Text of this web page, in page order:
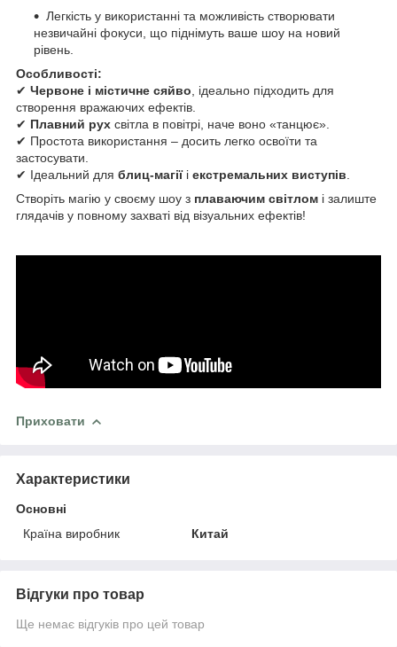
Легкість у використанні та можливість створювати
незвичайні фокуси, що піднімуть ваше шоу на новий
рівень.
Особливості:
✔ Червоне і містичне сяйво , ідеально підходить для
створення вражаючих ефектів.
✔ Плавний рух світла в повітрі, наче воно «танцює».
✔ Простота використання – досить легко освоїти та
застосувати.
✔ Ідеальний для блиц-магіїі екстремальних виступів
Створіть магію у своєму шоу з плаваючим світлом і залиште
глядачів у повному захваті від візуальних ефектів!
Приховати
Характеристики
Основні
Країна виробник
Китай
Відгуки про товар
Ще немає відгуків про цей товар